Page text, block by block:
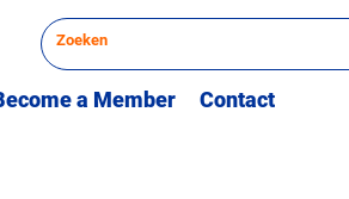
a Member Contact